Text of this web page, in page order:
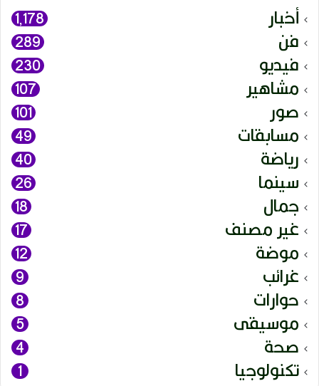
أخبار 1٬178
فن 289
فيديو 230
مشاهير 107
صور 101
مسابقات 49
رياضة 40
سينما 26
جمال 18
غير مصنف 17
موضة 12
غرائب 9
حوارات 8
موسيقى 5
صحة 4
تكنولوجيا 1